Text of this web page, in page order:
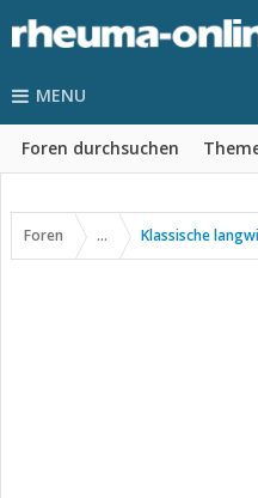
MENU
Foren durchsuchen
Foren ... Klassische